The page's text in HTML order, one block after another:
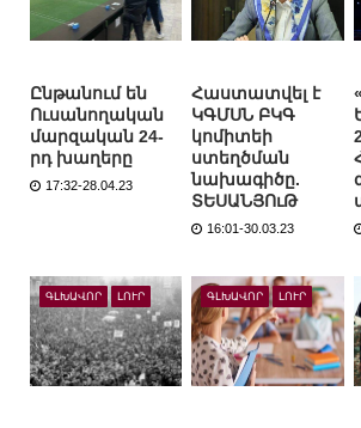
Ընթանում են
Ուսանողական
մարզական 24-
րդ խաղերը
17:32-28.04.23
Հաստատվել է
ԿԳՄՍՆ ԲԿԳ
կոմիտեի
ստեղծման
նախագիծը.
ՏԵՍԱՆՅՈւԹ
16:01-30.03.23
ԳԼԽԱՎՈՐ ԼՈՒՐ ԳԼԽԱՎՈՐ ԼՈՒՐ